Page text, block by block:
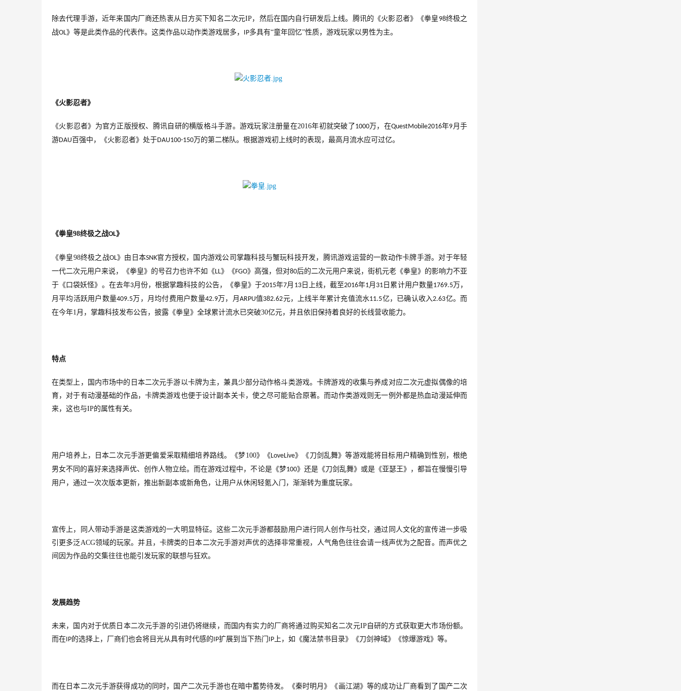
除去代理手游，近年来国内厂商还热衷从日方买下知名二次元IP，然后在国内自行研发后上线。腾讯的《火影忍者》《拳皇 98终极之
战OL》等是此类作品的代表作。这类作品以动作类游戏居多， IP多具有“童年回忆”性质，游戏玩家以男性为主。
《火影忍者》
《火影忍者》为官方正版授权、腾讯自研的横版格斗手游。游戏玩家注册量在2016年初就突破了1000万，在QuestMobile2016年9月手
游DAU 百强中，《火影忍者》处于DAU100-150万的第二梯队。根据游戏初上线时的表现，最高月流水应可过亿。
《拳皇98终极之战OL》
《拳皇98终极之战OL》由日本SNK官方授权，国内游戏公司掌趣科技与蟹玩科技开发，腾讯游戏运营的一款动作卡牌手游。对于年轻
一代二次元用户来说，《拳皇》的号召力也许不如《LL》《FGO》高强，但对80后的二次元用户来说，街机元老《拳皇》的影响力不亚
于《口袋妖怪》。在去年3月份，根据掌趣科技的公告，《拳皇》于2015年7月 13日上线，截至2016年1月 31 日累计用户数量1769.5万，
月平均活跃用户数量409.5万，月均付费用户数量42.9万，月 ARPU值382.62元， 上线半年累计充值流水11.5亿，已确认收入2.63亿。而
在今年1月，掌趣科技发布公告，披露《拳皇》全球累计流水已突破30亿元，并且依旧保持着良好的长线营收能力。
特点
在类型上，国内市场中的日本二次元手游以卡牌为主，兼具少部分动作格斗类游戏。卡牌游戏的收集与养成对应二次元虚拟偶像的培
育，对于有动漫基础的作品，卡牌类游戏也便于设计副本关卡，使之尽可能贴合原著。而动作类游戏则无一例外都是热血动漫延伸而
来，这也与IP的属性有关。
用户培养上，日本二次元手游更偏爱采取精细培养路线。《梦100》《LoveLive》《刀剑乱舞》等游戏能将目标用户精确到性别，根绝
男女不同的喜好来选择声优、创作人物立绘。而在游戏过程中，不论是《梦100》还是《刀剑乱舞》或是《亚瑟王》，都旨在慢慢引导
用户，通过一次次版本更新，推出新副本或新角色，让用户从休闲轻氪入门，渐渐转为重度玩家。
宣传上，同人带动手游是这类游戏的一大明显特征。这些二次元手游都鼓励用户进行同人创作与社交，通过同人文化的宣传进一步吸
引更多泛ACG领域的玩家。并且，卡牌类的日本二次元手游对声优的选择非常重视，人气角色往往会请一线声优为之配音。而声优之
间因为作品的交集往往也能引发玩家的联想与狂欢。
发展趋势
未来，国内对于优质日本二次元手游的引进仍将继续，而国内有实力的厂商将通过购买知名二次元IP自研的方式获取更大市场份额。
而在IP的选择上，厂商们也会将目光从具有时代感的IP扩展到当下热门 IP 上，如《魔法禁书目录》《刀剑神域》《惊爆游戏》等。
而在日本二次元手游获得成功的同时，国产二次元手游也在暗中蓄势待发。《秦时明月》《画江湖》等的成功让厂商看到了国产二次